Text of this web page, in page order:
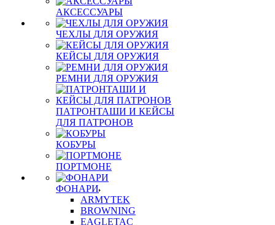
АКСЕССУАРЫ
ЧЕХЛЫ ДЛЯ ОРУЖИЯ
КЕЙСЫ ДЛЯ ОРУЖИЯ
РЕМНИ ДЛЯ ОРУЖИЯ
ПАТРОНТАШИ И КЕЙСЫ
ДЛЯ ПАТРОНОВ
КОБУРЫ
ПОРТМОНЕ
ФОНАРИ
ARMYTEK
BROWNING
EAGLETAC